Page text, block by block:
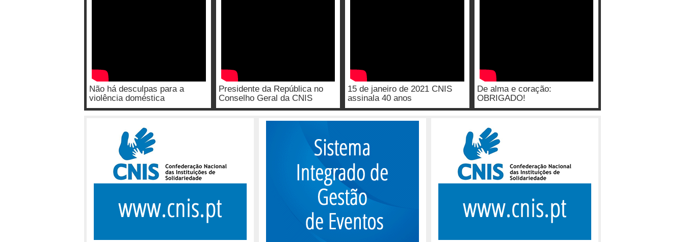
Não há desculpas para a
violência doméstica
Presidente da República no
Conselho Geral da CNIS
15 de janeiro de 2021 CNIS
assinala 40 anos
De alma e coração:
OBRIGADO!